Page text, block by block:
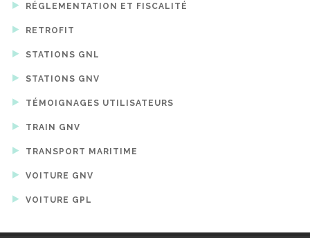
RÉGLEMENTATION ET FISCALITÉ
RETROFIT
STATIONS GNL
STATIONS GNV
TÉMOIGNAGES UTILISATEURS
TRAIN GNV
TRANSPORT MARITIME
VOITURE GNV
VOITURE GPL